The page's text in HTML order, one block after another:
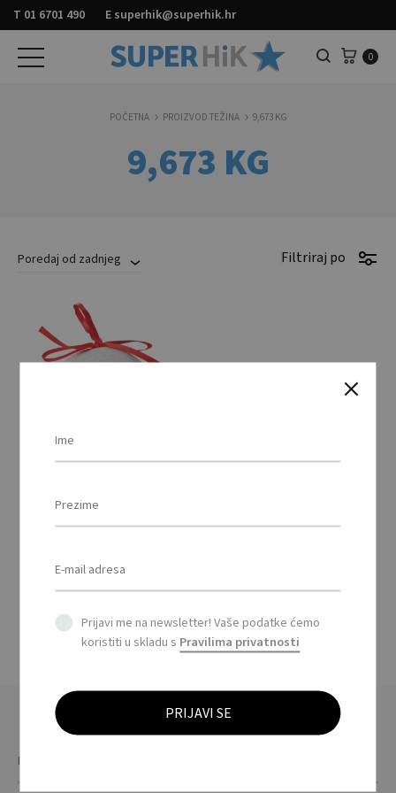
T 01 6701 490 E superhik@superhik.hr
Pretraga 0
9,673 KG
POČETNA PROIZVOD TEŽINA 9,673 KG
Poredaj od zadnjeg Filtriraj po
kuglica biserna /
Christmas bauble
This
has
multiple
The
options
may
Prijavi me na newsletter! Vaše podatke ćemo
koristiti u skladu s Pravilima privatnosti